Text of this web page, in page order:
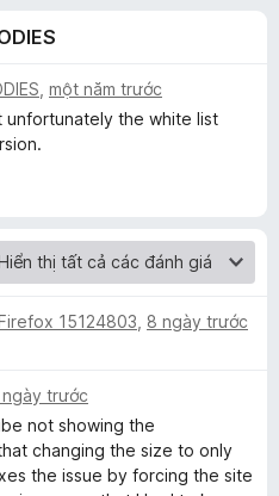
i
r
f
một năm trước
the white list
15124803 8 ngày trước
ngày trước
not showing the
changing the size to only
the issue by forcing the site